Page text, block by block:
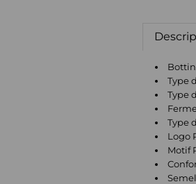
Type
Type
Type
Logo
Motif